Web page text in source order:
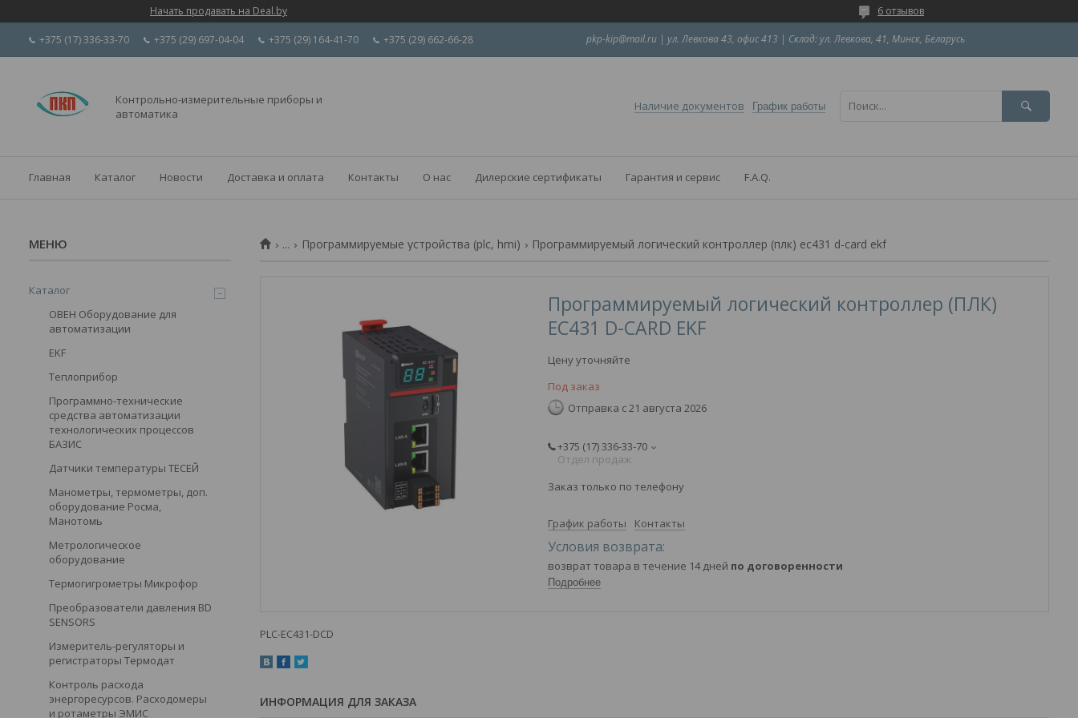
Начать продавать на Deal.by 6 отзывов
+375 (17) 336-33-70 +375 (29) 697-04-04 +375 (29) 164-41-70 +375 (29) 662-66-28 pkp-kip@mail.ru | ул. Левкова 43, офис 413 | Склад: ул. Левкова, 41, Минск, Беларусь
Контрольно-измерительные приборы и
автоматика
Наличие документов График работы
Главная Каталог Новости Доставка и оплата Контакты О нас Дилерские сертификаты Гарантия и сервис F.A.Q.
... Программируемые устройства (plc, hmi) Программируемый логический контроллер (плк) ec431 d-card ekf
Программируемый логический контроллер (ПЛК)
EC431 D-CARD EKF
Цену уточняйте
Под заказ
Отправка с 21 августа 2026
+375 (17) 336-33-70
Отдел продаж
Заказ только по телефону
График работы Контакты
возврат товара в течение 14 дней по договоренности
Подробнее
PLC-EC431-DCD
ИНФОРМАЦИЯ ДЛЯ ЗАКАЗА
Каталог
ОВЕН Оборудование для
автоматизации
EKF
Теплоприбор
Программно-технические
средства автоматизации
технологических процессов
БАЗИС
Датчики температуры ТЕСЕЙ
Манометры, термометры, доп.
оборудование Росма,
Манотомь
Метрологическое
оборудование
Термогигрометры Микрофор
Преобразователи давления BD
SENSORS
Измеритель-регуляторы и
регистраторы Термодат
Контроль расхода
энергоресурсов. Расходомеры
и ротаметры ЭМИС